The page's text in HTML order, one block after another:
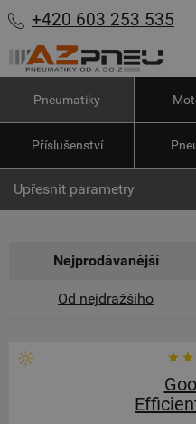
+420 603 253 535
Pneumatiky
Příslušenství
Upřesnit parametry
Nejprodávanější
Od nejdražšího